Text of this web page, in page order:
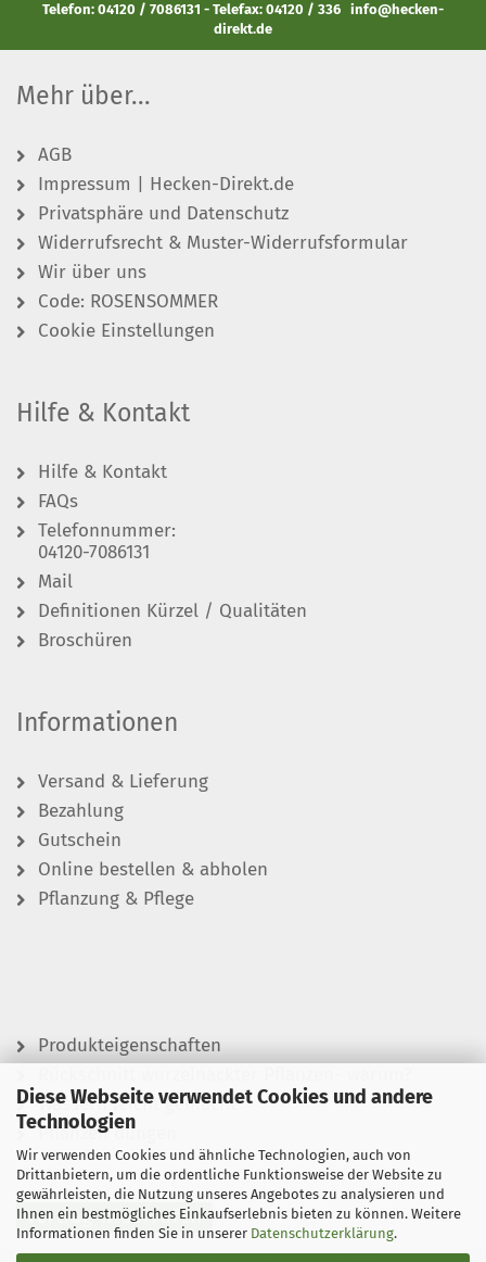
Diese Webseite verwendet Cookies und andere
Technologien
Wir verwenden Cookies und ähnliche Technologien, auch von
Drittanbietern, um die ordentliche Funktionsweise der Website zu
gewährleisten, die Nutzung unseres Angebotes zu analysieren und
Ihnen ein bestmögliches Einkaufserlebnis bieten zu können. Weitere
Informationen finden Sie in unserer Datenschutzerklärung.
Telefon: 04120 / 7086131 - Telefax: 04120 / 336 info@hecken-
direkt.de
Mehr über...
AGB
Impressum | Hecken-Direkt.de
Privatsphäre und Datenschutz
Widerrufsrecht & Muster-Widerrufsformular
Wir über uns
Code: ROSENSOMMER
Cookie Einstellungen
Hilfe & Kontakt
Hilfe & Kontakt
FAQs
Telefonnummer:
04120-7086131
Mail
Definitionen Kürzel / Qualitäten
Broschüren
Informationen
Versand & Lieferung
Bezahlung
Gutschein
Online bestellen & abholen
Pflanzung & Pflege
Produkteigenschaften
Wässern leicht gemacht
Pflanzen düngen
Vertrag widerrufen